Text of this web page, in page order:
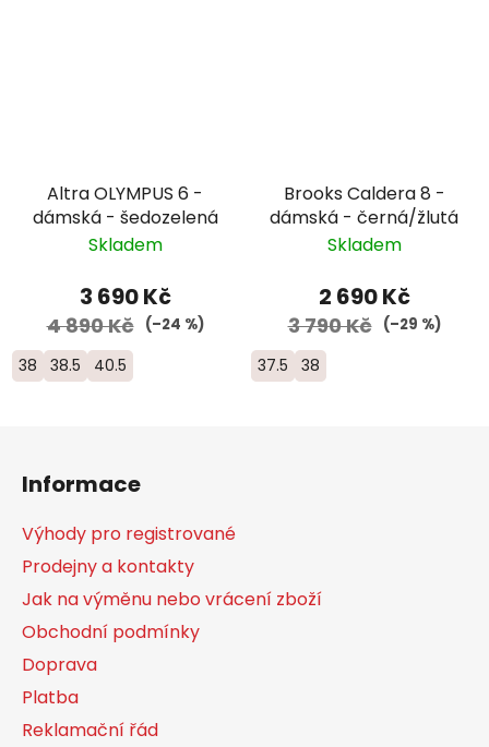
Altra OLYMPUS 6 -
dámská - šedozelená
Skladem
3 690 Kč
4 890 Kč (–24 %)
38 38.5 40.5
Brooks Caldera 8 -
dámská - černá/žlutá
Skladem
2 690 Kč
3 790 Kč (–29 %)
37.5 38
Informace
Výhody pro registrované
Prodejny a kontakty
Jak na výměnu nebo vrácení zboží
Obchodní podmínky
Doprava
Platba
Reklamační řád